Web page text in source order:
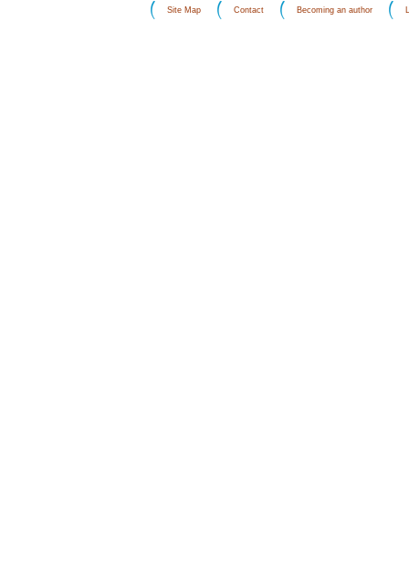
Site Map Contact Becoming an author